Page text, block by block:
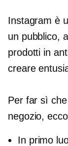
Instagram è
un pubblico,
prodotti in
creare
Per far sì
negozio,
In primo